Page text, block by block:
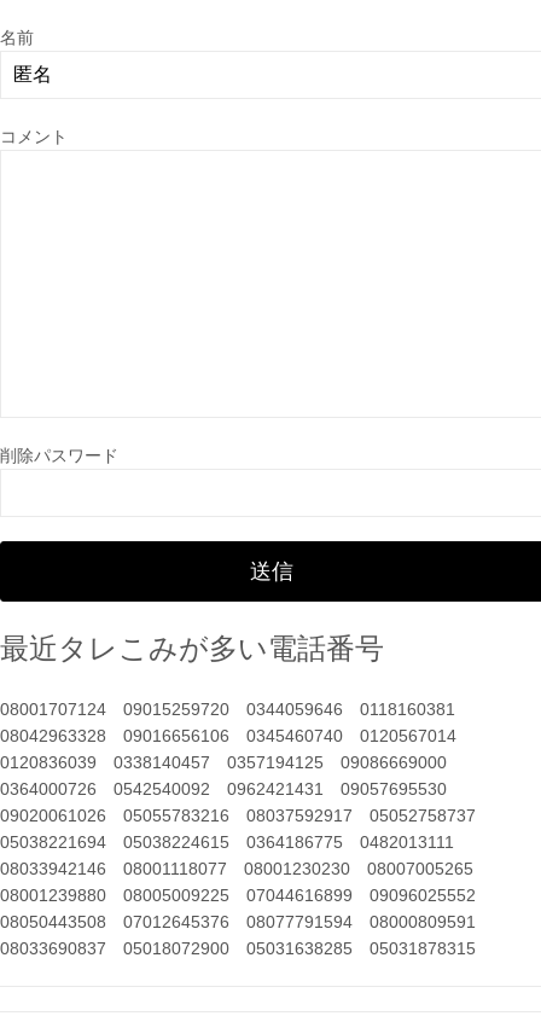
名前
コメント
削除パスワード
最近タレこみが多い電話番号
08001707124 09015259720 0344059646
0118160381
08042963328
09016656106 0345460740
0120567014
0120836039
0338140457 0357194125
09086669000
0364000726
0542540092 0962421431
09057695530
09020061026
05055783216 08037592917
05052758737
05038221694
05038224615 0364186775
0482013111
08033942146
08001118077 08001230230
08007005265
08001239880
08005009225 07044616899
09096025552
08050443508
07012645376 08077791594
08000809591
08033690837
05018072900 05031638285 05031878315